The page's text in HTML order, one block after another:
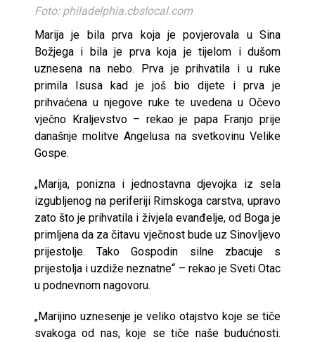
Foto: philadelphia.cbslocal.com
Marija je bila prva koja je povjerovala u Sina
Božjega i bila je prva koja je tijelom i dušom
uznesena na nebo. Prva je prihvatila i u ruke
primila Isusa kad je još bio dijete i prva je
prihvaćena u njegove ruke te uvedena u Očevo
vječno Kraljevstvo – rekao je papa Franjo prije
današnje molitve Angelusa na svetkovinu Velike
Gospe.
„Marija, ponizna i jednostavna djevojka iz sela
izgubljenog na periferiji Rimskoga carstva, upravo
zato što je prihvatila i živjela evanđelje, od Boga je
primljena da za čitavu vječnost bude uz Sinovljevo
prijestolje. Tako Gospodin silne zbacuje s
prijestolja i uzdiže neznatne“ – rekao je Sveti Otac
u podnevnom nagovoru.
„Marijino uznesenje je veliko otajstvo koje se tiče
svakoga od nas, koje se tiče naše budućnosti.